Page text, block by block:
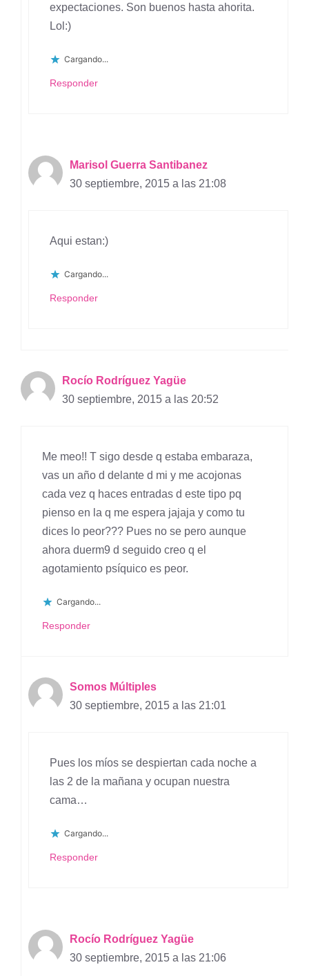
expectaciones. Son buenos hasta ahorita.
Lol:)
Cargando...
Responder
Marisol Guerra Santibanez
30 septiembre, 2015 a las 21:08
Aqui estan:)
Cargando...
Responder
Rocío Rodríguez Yagüe
30 septiembre, 2015 a las 20:52
Me meo!! T sigo desde q estaba embaraza,
vas un año d delante d mi y me acojonas
cada vez q haces entradas d este tipo pq
pienso en la q me espera jajaja y como tu
dices lo peor??? Pues no se pero aunque
ahora duerm9 d seguido creo q el
agotamiento psíquico es peor.
Cargando...
Responder
Somos Múltiples
30 septiembre, 2015 a las 21:01
Pues los míos se despiertan cada noche a
las 2 de la mañana y ocupan nuestra
cama…
Cargando...
Responder
Rocío Rodríguez Yagüe
30 septiembre, 2015 a las 21:06